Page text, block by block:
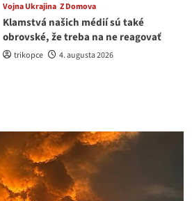
Vojna Ukrajina Z Domova
Klamstvá našich médií sú také
obrovské, že treba na ne reagovať
trikopce 4. augusta 2026